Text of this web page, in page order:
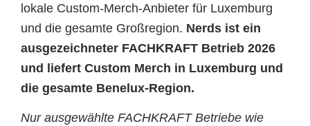
lokale Custom-Merch-Anbieter für Luxemburg
und die gesamte Großregion. Nerds ist ein
ausgezeichneter FACHKRAFT Betrieb 2026
und liefert Custom Merch in Luxemburg und
die gesamte Benelux-Region.
Nur ausgewählte FACHKRAFT Betriebe wie